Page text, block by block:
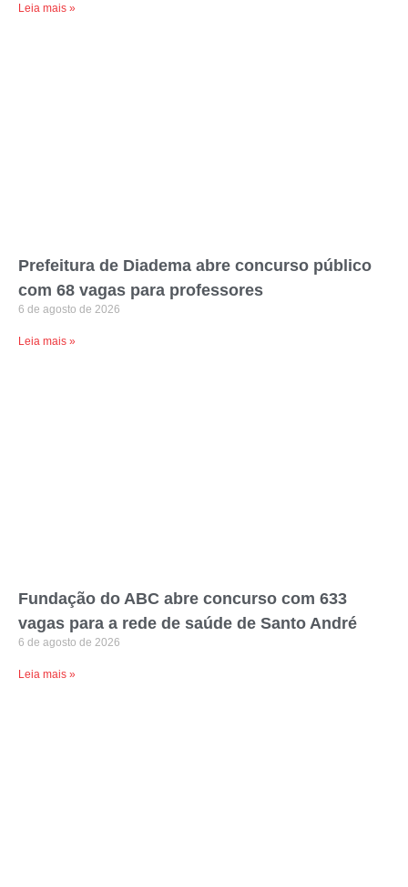
Leia mais »
Prefeitura de Diadema abre concurso público
com 68 vagas para professores
6 de agosto de 2026
Leia mais »
Fundação do ABC abre concurso com 633
vagas para a rede de saúde de Santo André
6 de agosto de 2026
Leia mais »